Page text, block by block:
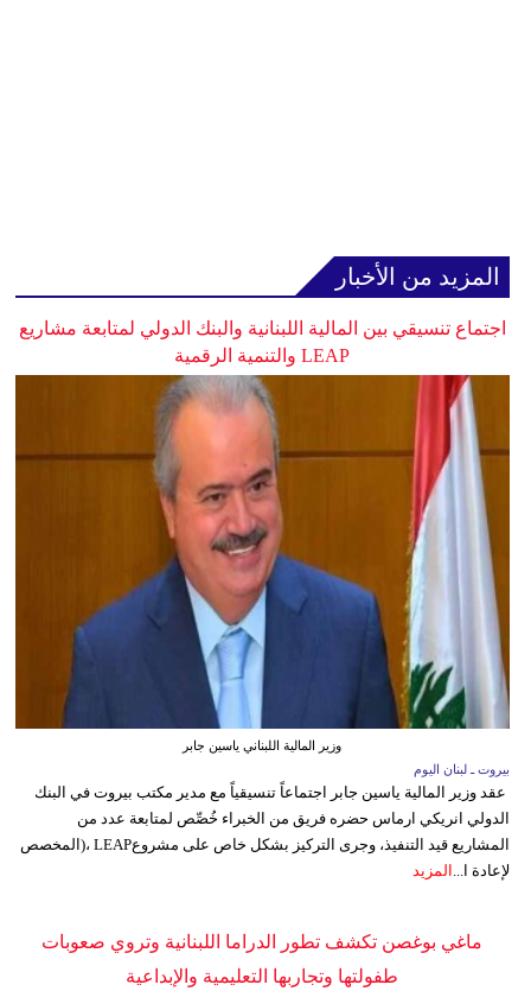
المزيد من الأخبار
اجتماع تنسيقي بين المالية اللبنانية والبنك الدولي لمتابعة مشاريع
LEAP والتنمية الرقمية
وزير المالية اللبناني ياسين جابر
بيروت ـ لبنان اليوم
عقد وزير المالية ياسين جابر اجتماعاً تنسيقياً مع مدير مكتب بيروت في البنك
الدولي انريكي ارماس حضره فريق من الخبراء خُصِّص لمتابعة عدد من
المشاريع قيد التنفيذ، وجرى التركيز بشكل خاص على مشروعLEAP ،(المخصص
لإعادة ا...
المزيد
ماغي بوغصن تكشف تطور الدراما اللبنانية وتروي صعوبات
طفولتها وتجاربها التعليمية والإبداعية